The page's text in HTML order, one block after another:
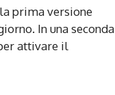
prima versione
In una seconda
attivare il